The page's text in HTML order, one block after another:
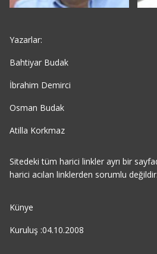
Yazarlar:
Bahtiyar Budak
İbrahim Demirci
Osman Budak
Atilla Korkmaz
Sitedeki tüm harici linkler ayrı bir
harici acılan linklerden sorumlu değildir.
Künye
Kuruluş :04.10.2008